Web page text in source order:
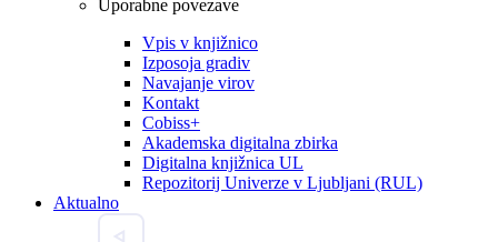
Uporabne povezave
Vpis v knjižnico
Izposoja gradiv
Navajanje virov
Kontakt
Cobiss+
Akademska digitalna zbirka
Digitalna knjižnica UL
Repozitorij Univerze v Ljubljani (RUL)
Aktualno